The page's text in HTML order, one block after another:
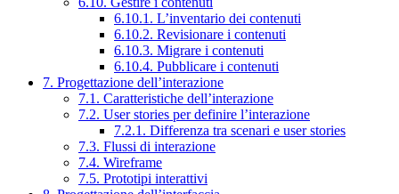
6.10.1. L’inventario dei contenuti
6.10.2. Revisionare i contenuti
6.10.3. Migrare i contenuti
6.10.4. Pubblicare i contenuti
7. Progettazione dell’interazione
7.1. Caratteristiche dell’interazione
7.2. User stories per definire l’interazione
7.2.1. Differenza tra scenari e user stories
7.3. Flussi di interazione
7.4. Wireframe
7.5. Prototipi interattivi